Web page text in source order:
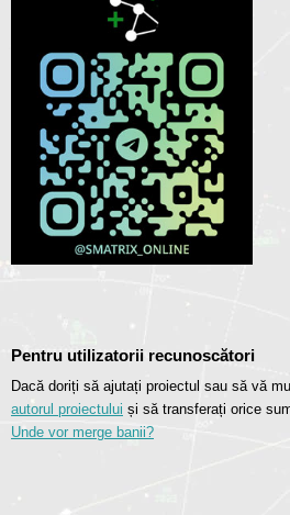
Pentru utilizatorii recunoscători
Dacă doriți să ajutați proiectul sau să vă
autorul proiectului și să transferați orice
Unde vor merge banii?